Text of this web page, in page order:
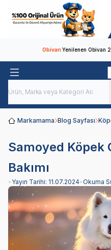
ObivanYenilenen Obivan
Markamama Blog Sayfası
Samoyed Köpek
Bakımı
• Yayın Tarihi: 11.07.2024•Okuma